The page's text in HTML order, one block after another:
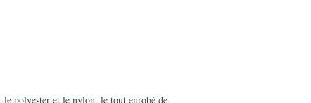
le polyester et le nylon, le tout enrobé de